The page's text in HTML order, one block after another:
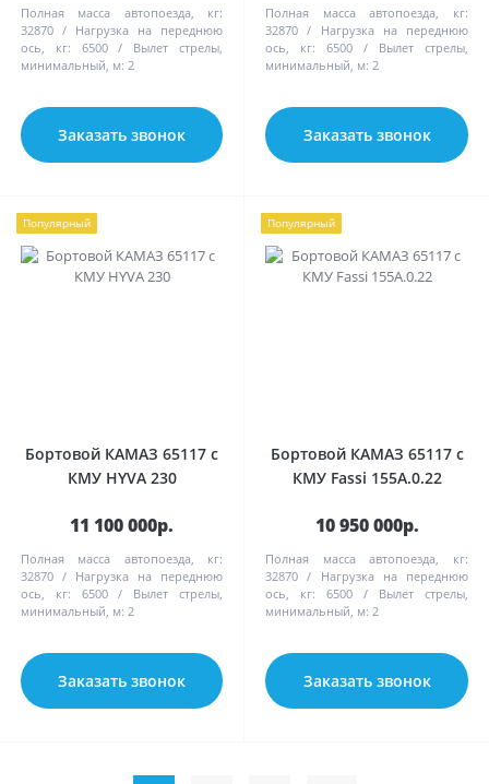
Полная масса автопоезда, кг:
32870
Нагрузка на переднюю
ось, кг:
6500
Вылет стрелы,
минимальный, м: 2
Заказать звонок
Полная масса автопоезда, кг:
32870
Нагрузка на переднюю
ось, кг:
6500
Вылет стрелы,
минимальный, м: 2
Заказать звонок
Популярный
Бортовой КАМАЗ 65117 с
КМУ HYVA 230
11 100 000р.
Полная масса автопоезда, кг:
32870
Нагрузка на переднюю
ось, кг:
6500
Вылет стрелы,
минимальный, м: 2
Заказать звонок
Популярный
Бортовой КАМАЗ 65117 с
КМУ Fassi 155A.0.22
10 950 000р.
Полная масса автопоезда, кг:
32870
Нагрузка на переднюю
ось, кг:
6500
Вылет стрелы,
минимальный, м: 2
Заказать звонок